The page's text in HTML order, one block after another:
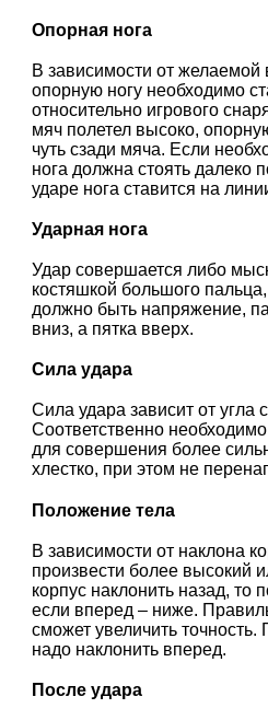
Опорная нога
В зависимости от желаемой
опорную ногу необходимо
относительно игрового
мяч полетел высоко,
чуть сзади мяча. Если
нога должна стоять далеко
ударе нога ставится на
Ударная нога
Удар совершается либо
костяшкой большого
должно быть напряжение,
вниз, а пятка вверх.
Сила удара
Сила удара зависит от угла
Соответственно
для совершения более
хлестко, при этом не
Положение тела
В зависимости от наклона
произвести более высокий
корпус наклонить назад, то
если вперед – ниже.
сможет увеличить
надо наклонить вперед.
После удара